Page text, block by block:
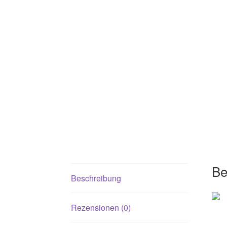
Beschreibung
Rezensionen (0)